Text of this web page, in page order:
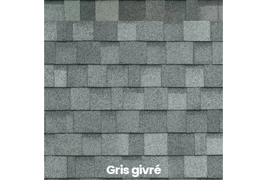
Gris givré